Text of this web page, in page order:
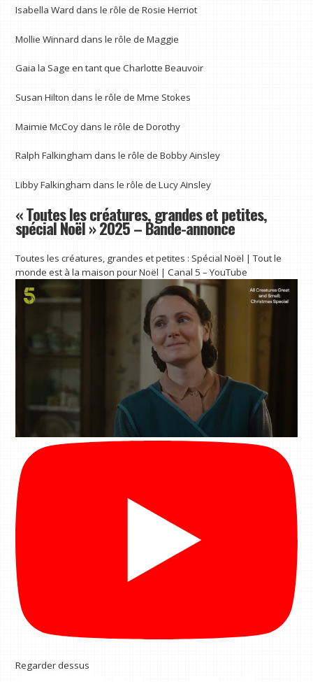
Isabella Ward dans le rôle de Rosie Herriot
Mollie Winnard dans le rôle de Maggie
Gaia la Sage en tant que Charlotte Beauvoir
Susan Hilton dans le rôle de Mme Stokes
Maimie McCoy dans le rôle de Dorothy
Ralph Falkingham dans le rôle de Bobby Ainsley
Libby Falkingham dans le rôle de Lucy Ainsley
« Toutes les créatures, grandes et petites,
spécial Noël » 2025 – Bande-annonce
Toutes les créatures, grandes et petites : Spécial Noël | Tout le
monde est à la maison pour Noël | Canal 5 – YouTube
Regarder dessus